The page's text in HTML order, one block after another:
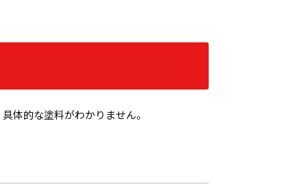
体的な塗料がわかりません。